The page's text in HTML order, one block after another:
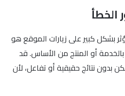
بشكل كبير على زيارات الموقع هو
أو المنتج من الأساس. قد
بدون نتائج حقيقية أو تفاعل، لأن